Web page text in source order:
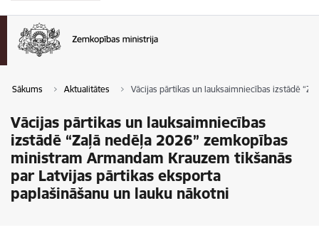
Sākums Aktualitātes Vācijas pārtikas un lauksaimniecības izstādē
Vācijas pārtikas un lauksaimniecības
izstādē “Zaļā nedēļa 2026” zemkopības
ministram Armandam Krauzem tikšanās
par Latvijas pārtikas eksporta
paplašināšanu un lauku nākotni